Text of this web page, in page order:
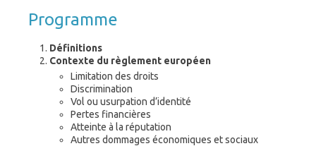
Programme
Définitions
Contexte du règlement européen
Limitation des droits
Discrimination
Vol ou usurpation d’identité
Pertes financières
Atteinte à la réputation
Autres dommages économiques et sociaux